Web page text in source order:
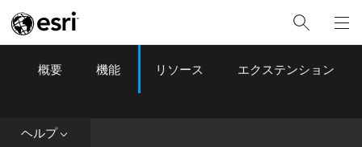
ArcGIS Pro Menu
概要 機能 リソース エクステンション
ヘルプ は